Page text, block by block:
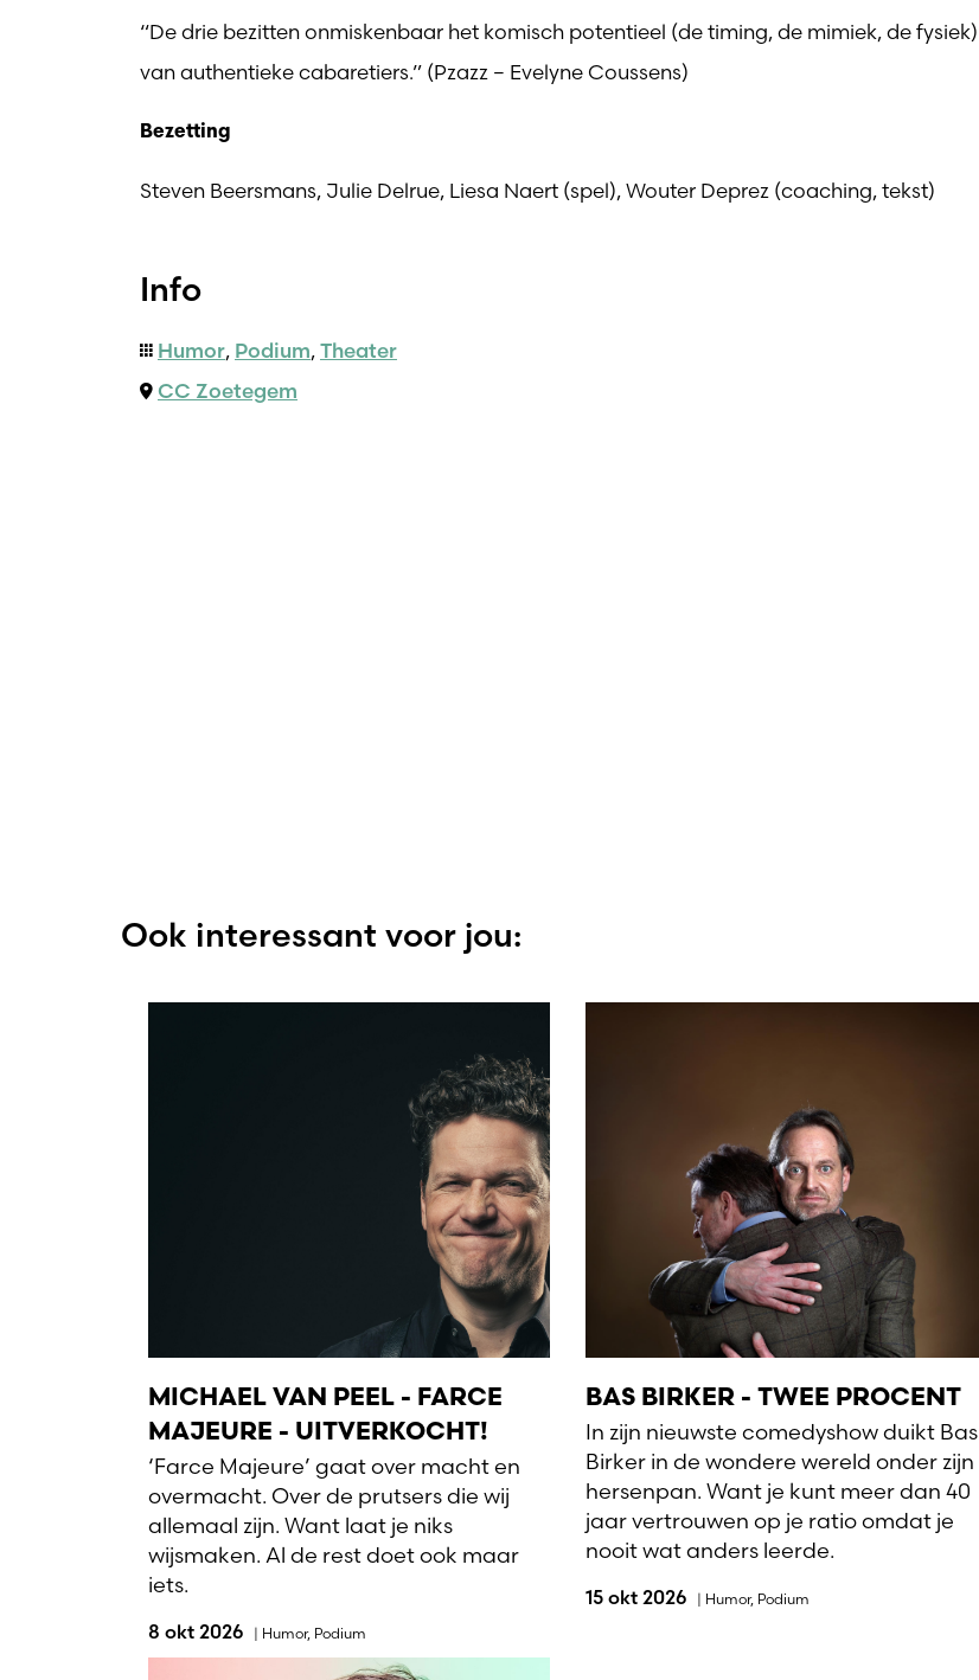
“De drie bezitten onmiskenbaar het komisch potentieel (de timing, de mimiek, de fysiek)
van authentieke cabaretiers.” (Pzazz – Evelyne Coussens)
Bezetting
Steven Beersmans, Julie Delrue, Liesa Naert (spel), Wouter Deprez (coaching, tekst)
Info
Humor, Podium,Theater
CC Zoetegem
Ook interessant voor jou:
MICHAEL VAN PEEL - FARCE
MAJEURE - UITVERKOCHT!
‘Farce Majeure’ gaat over macht en
overmacht. Over de prutsers die wij
allemaal zijn. Want laat je niks
wijsmaken. Al de rest doet ook maar
iets.
8 okt 2026 | Humor, Podium
BAS BIRKER - TWEE PROCENT
In zijn nieuwste comedyshow duikt Bas
Birker in de wondere wereld onder zijn
hersenpan. Want je kunt meer dan 40
jaar vertrouwen op je ratio omdat je
nooit wat anders leerde.
15 okt 2026 | Humor, Podium